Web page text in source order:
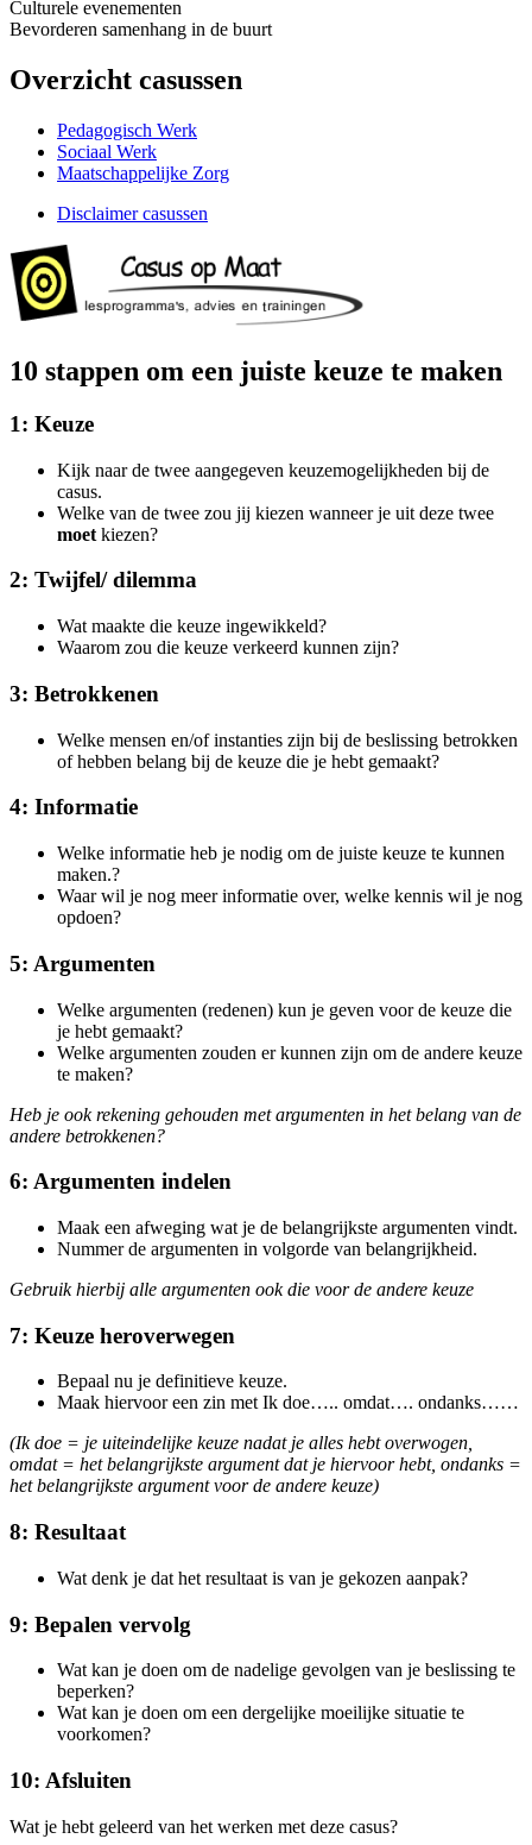
Culturele evenementen
Bevorderen samenhang in de buurt
Overzicht casussen
Pedagogisch Werk
Sociaal Werk
Maatschappelijke Zorg
Disclaimer casussen
10 stappen om een juiste keuze te maken
1: Keuze
Kijk naar de twee aangegeven keuzemogelijkheden bij de
casus.
Welke van de twee zou jij kiezen wanneer je uit deze twee
moet kiezen?
2: Twijfel/ dilemma
Wat maakte die keuze ingewikkeld?
Waarom zou die keuze verkeerd kunnen zijn?
3: Betrokkenen
Welke mensen en/of instanties zijn bij de beslissing betrokken
of hebben belang bij de keuze die je hebt gemaakt?
4: Informatie
Welke informatie heb je nodig om de juiste keuze te kunnen
maken.?
Waar wil je nog meer informatie over, welke kennis wil je nog
opdoen?
5: Argumenten
Welke argumenten (redenen) kun je geven voor de keuze die
je hebt gemaakt?
Welke argumenten zouden er kunnen zijn om de andere keuze
te maken?
Heb je ook rekening gehouden met argumenten in het belang van de
andere betrokkenen?
6: Argumenten indelen
Maak een afweging wat je de belangrijkste argumenten vindt.
Nummer de argumenten in volgorde van belangrijkheid.
Gebruik hierbij alle argumenten ook die voor de andere keuze
7: Keuze heroverwegen
Bepaal nu je definitieve keuze.
Maak hiervoor een zin met Ik doe….. omdat…. ondanks……
(Ik doe = je uiteindelijke keuze nadat je alles hebt overwogen,
omdat = het belangrijkste argument dat je hiervoor hebt, ondanks =
het belangrijkste argument voor de andere keuze)
8: Resultaat
Wat denk je dat het resultaat is van je gekozen aanpak?
9: Bepalen vervolg
Wat kan je doen om de nadelige gevolgen van je beslissing te
beperken?
Wat kan je doen om een dergelijke moeilijke situatie te
voorkomen?
10: Afsluiten
Wat je hebt geleerd van het werken met deze casus?